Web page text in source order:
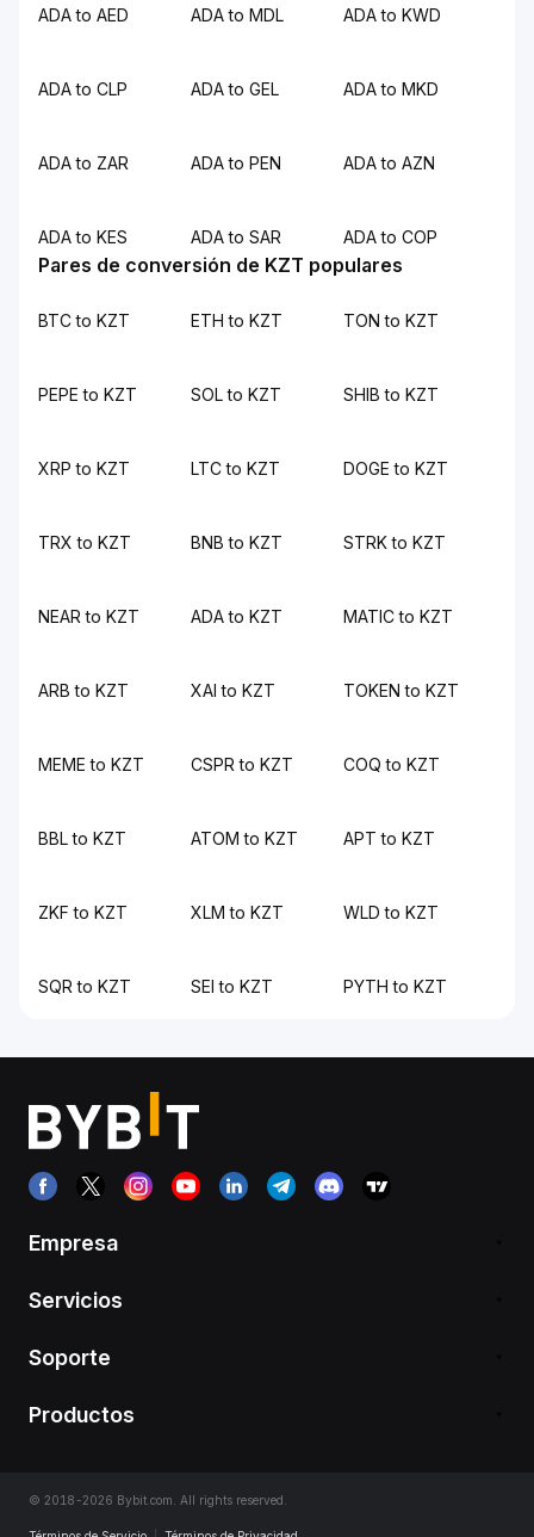
ADA to AED ADA to MDL ADA to KWD
ADA to CLP ADA to GEL ADA to MKD
ADA to ZAR ADA to PEN ADA to AZN
ADA to KES ADA to SAR ADA to COP
Pares de conversión de KZT populares
BTC to KZT ETH to KZT TON to KZT
PEPE to KZT SOL to KZT SHIB to KZT
XRP to KZT LTC to KZT DOGE to KZT
TRX to KZT BNB to KZT STRK to KZT
NEAR to KZT ADA to KZT MATIC to KZT
ARB to KZT XAI to KZT TOKEN to KZT
MEME to KZT CSPR to KZT COQ to KZT
BBL to KZT ATOM to KZT APT to KZT
ZKF to KZT XLM to KZT WLD to KZT
SQR to KZT SEI to KZT PYTH to KZT
Empresa
Servicios
Soporte
Productos
© 2018-2026 Bybit.com. All rights reserved.